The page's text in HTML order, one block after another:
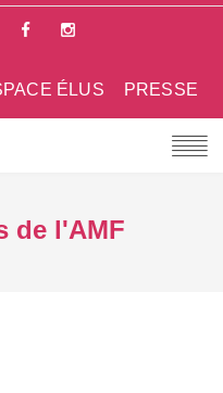
PRESSE
ÉLUS
de l'AMF